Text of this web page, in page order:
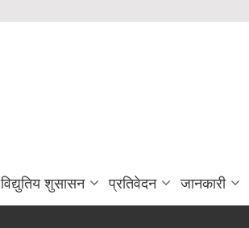
विद्युतिय शुसासन प्रतिवेदन जानकारी